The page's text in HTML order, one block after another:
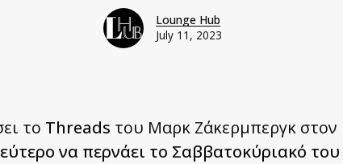
Lounge Hub
July 11, 2023
το Threads του Μαρκ Ζάκερμπεργκ στον
να περνάει το Σαββατοκύριακό του